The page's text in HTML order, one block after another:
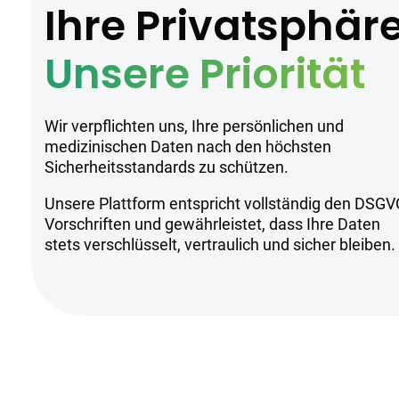
Ihre
Unsere Priorität
Wir verpflichten uns, Ihre persönlichen und
medizinischen Daten nach den höchsten
Sicherheitsstandards zu schützen.
Unsere Plattform entspricht vollständig den
Vorschriften und gewährleistet, dass Ihre Daten
stets verschlüsselt, vertraulich und sicher bleiben.